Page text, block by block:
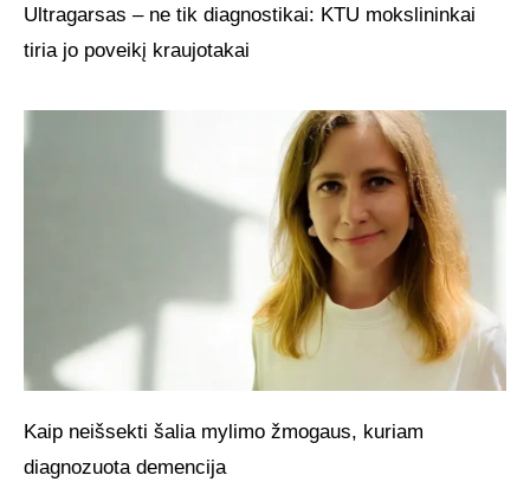
Ultragarsas – ne tik diagnostikai: KTU mokslininkai
tiria jo poveikį kraujotakai
Kaip neišsekti šalia mylimo žmogaus, kuriam
diagnozuota demencija